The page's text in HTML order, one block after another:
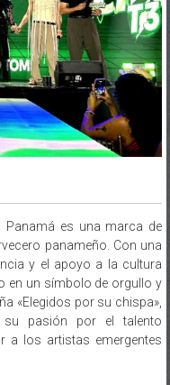
panameño. Con una
y el apoyo a la cultura
en un símbolo de orgullo y
«Elegidos por su chispa»,
pasión por el talento
a los artistas emergentes